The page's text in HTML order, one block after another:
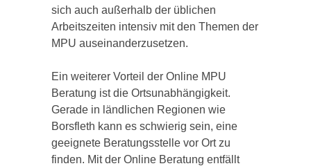
sich auch außerhalb der üblichen
Arbeitszeiten intensiv mit den Themen der
MPU auseinanderzusetzen.
Ein weiterer Vorteil der Online MPU
Beratung ist die Ortsunabhängigkeit.
Gerade in ländlichen Regionen wie
Borsfleth kann es schwierig sein, eine
geeignete Beratungsstelle vor Ort zu
finden. Mit der Online Beratung entfällt